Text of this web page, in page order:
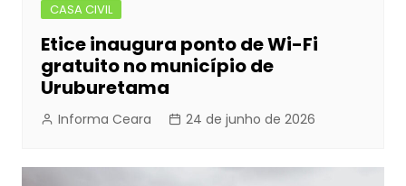
CASA CIVIL
Etice inaugura ponto de Wi-Fi
gratuito no município de
Uruburetama
Informa Ceara 24 de junho de 2026